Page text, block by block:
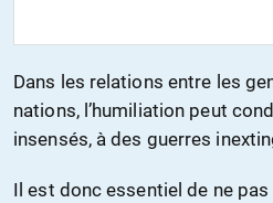
Dans les relations entre les
nations, l’humiliation peut
insensés, à des guerres
Il est donc essentiel de ne